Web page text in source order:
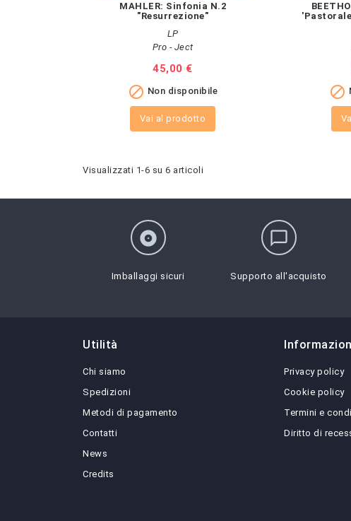
MAHLER: Sinfonia N.2
"Resurrezione"
LP
Pro - Ject
Prezzo
45,00 €
 Non disponibile
Vai al prodotto

Visualizzati 1-6 su 6 articoli
album
Imballaggi sicuri
chat_bubble_outline
Supporto all'acquisto
Utilità
Chi siamo
Spedizioni
Metodi di pagamento
Contatti
News
Credits
Privacy policy
Cookie policy
Termini e
Diritto di